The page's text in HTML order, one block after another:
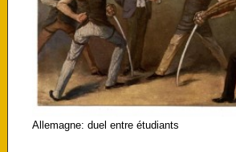
Allemagne: duel entre étudiants